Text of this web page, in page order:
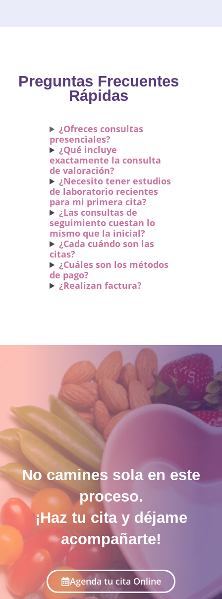
Preguntas Frecuentes
Rápidas
¿Ofreces consultas
presenciales?
¿Qué incluye
exactamente la consulta
de valoración?
¿Necesito tener estudios
de laboratorio recientes
para mi primera cita?
¿Las consultas de
seguimiento cuestan lo
mismo que la inicial?
¿Cada cuándo son las
citas?
¿Cuáles son los métodos
de pago?
¿Realizan factura?
No camines sola en este
proceso.
¡Haz tu cita y déjame
acompañarte!
Agenda tu cita Online